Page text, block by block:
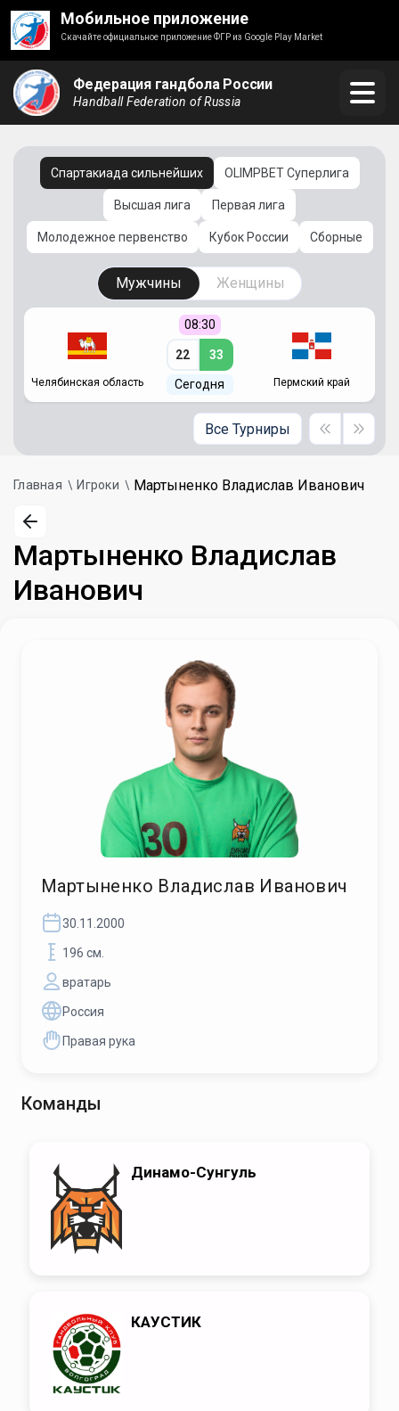
Мобильное приложение
Скачайте официальное приложение ФГР из Google Play Market
Федерация гандбола России
Handball Federation of Russia
Спартакиада сильнейших OLIMPBET Суперлига
Высшая лига Первая лига
Молодежное первенство Кубок России Сборные
Мужчины Женщины
Челябинская область
08:30
22 33
Сегодня Пермский край
Все Турниры
Главная Игроки Мартыненко Владислав Иванович
Мартыненко Владислав
Иванович
Мартыненко Владислав Иванович
30.11.2000
196 см.
вратарь
Россия
Правая рука
Команды
Динамо-Сунгуль
КАУСТИК